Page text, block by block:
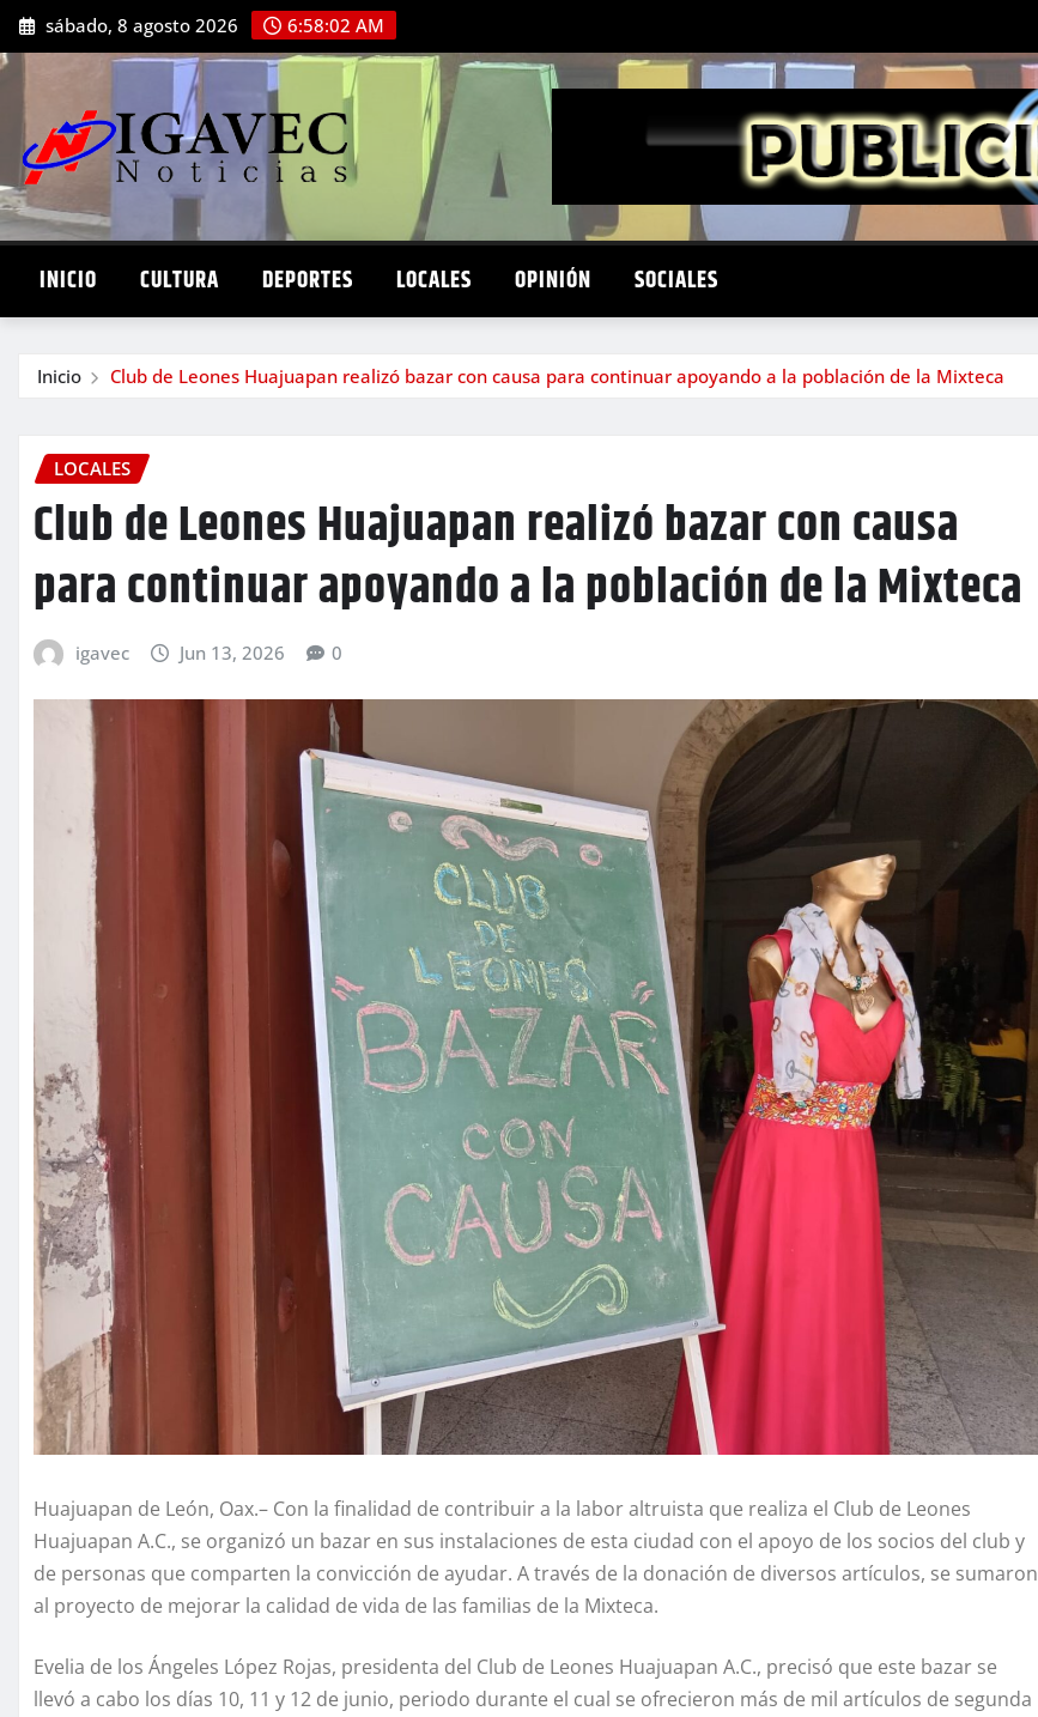
Saltar
al
contenido
sábado, 8 agosto 2026 6:58:03 AM
INICIO CULTURA DEPORTES LOCALES OPINIÓN SOCIALES
Inicio Club de Leones Huajuapan realizó bazar con causa para continuar apoyando a la población de la Mixteca
LOCALES
Club de Leones Huajuapan realizó bazar con causa
para continuar apoyando a la población de la Mixteca
igavec Jun 13, 2026 0
Huajuapan de León, Oax.– Con la finalidad de contribuir a la labor altruista que realiza el Club de Leones
Huajuapan A.C., se organizó un bazar en sus instalaciones de esta ciudad con el apoyo de los socios del club y
de personas que comparten la convicción de ayudar. A través de la donación de diversos artículos, se sumaron
al proyecto de mejorar la calidad de vida de las familias de la Mixteca.
Evelia de los Ángeles López Rojas, presidenta del Club de Leones Huajuapan A.C., precisó que este bazar se
llevó a cabo los días 10, 11 y 12 de junio, periodo durante el cual se ofrecieron más de mil artículos de segunda